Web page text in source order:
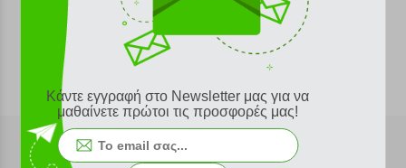
Κάντε εγγραφή στο Newsletter μας για να
μαθαίνετε πρώτοι τις προσφορές μας!